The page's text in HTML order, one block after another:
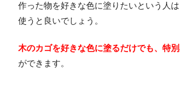
作った物を好きな色に塗りたいという人
使うと良いでしょう。
木のカゴを好きな色に塗るだけでも、特
ができます。